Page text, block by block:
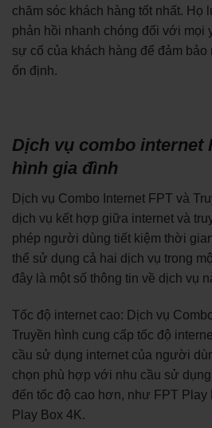
chăm sóc khách hàng tốt nhất. Họ
phản hồi nhanh chóng đối với mọi
sự cố của khách hàng để đảm bảo
ổn định.
Dịch vụ combo internet
hình gia đình
Dịch vụ Combo Internet FPT và
dịch vụ kết hợp giữa internet và
phép người dùng tiết kiệm thời
thể sử dụng cả hai dịch vụ trong
đây là một số thông tin về dịch vụ
Tốc độ internet cao: Dịch vụ
Truyền hình cung cấp tốc độ
cầu sử dụng internet của người
chọn phù hợp với nhu cầu sử
đến tốc độ cao hơn, như FPT Play
Play Box 4K.